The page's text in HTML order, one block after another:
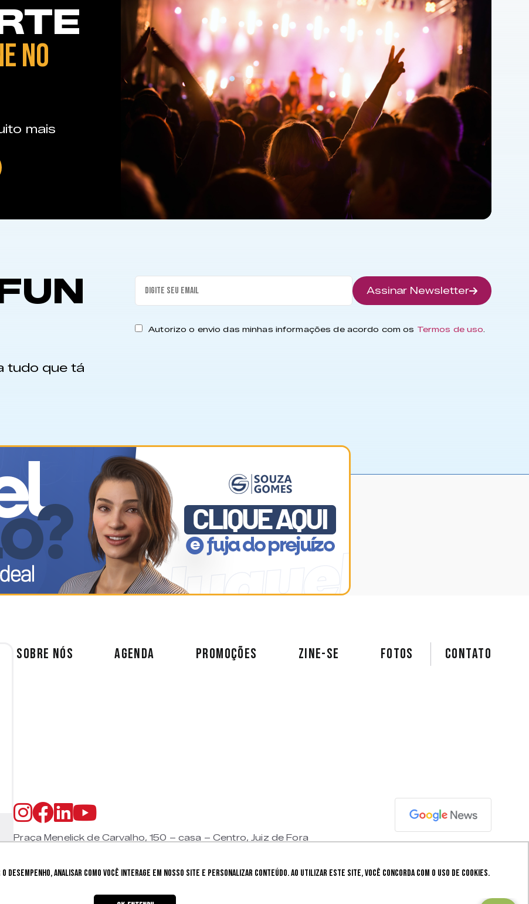
analisar como você interage em nosso site e personalizar conteúdo. Ao utilizar este site, você concorda com o uso de cookies.
NO
mais
tudo que tá
Assinar Newsletter
Autorizo o envio das minhas informações de acordo com os Termos de uso
SOBRE NÓS AGENDA PROMOÇÕES ZINE-SE FOTOS Contato
Praça Menelick de Carvalho, 150 – casa – Centro, Juiz de Fora